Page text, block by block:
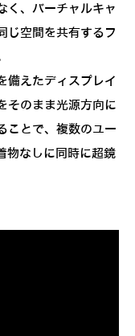
く、バーチャルキャ
じ空間を共有するフ
備えたディスプレイ
そのまま光源方向に
ことで、複数のユー
物なしに同時に超鏡